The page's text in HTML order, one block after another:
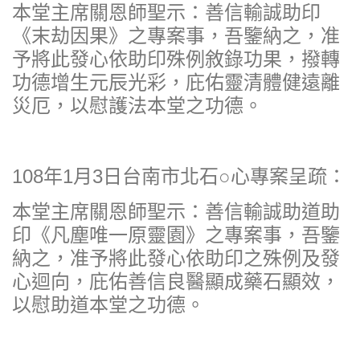
本堂主席關恩師聖示：善信輸誠助印
《末劫因果》之專案事，吾鑒納之，准
予將此發心依助印殊例敘錄功果，撥轉
功德增生元辰光彩，庇佑靈清體健遠離
災厄，以慰護法本堂之功德。
108年1月3日台南市北石○心專案呈疏：
本堂主席關恩師聖示：善信輸誠助道助
印《凡塵唯一原靈園》之專案事，吾鑒
納之，准予將此發心依助印之殊例及發
心迴向，庇佑善信良醫顯成藥石顯效，
以慰助道本堂之功德。